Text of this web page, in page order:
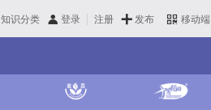
知识分类 登录 注册 发布 移动端